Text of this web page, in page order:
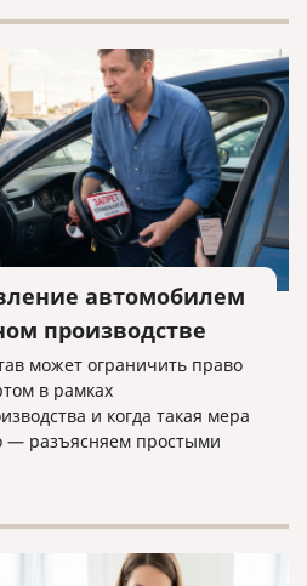
автомобилем
производстве
может ограничить право
в рамках
и когда такая мера
— разъясняем простыми